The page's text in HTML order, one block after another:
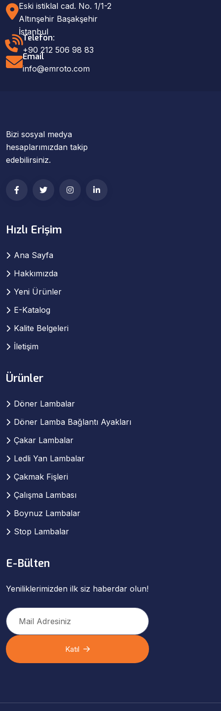
Eski istiklal cad. No. 1/1-2
Altınşehir Başakşehir
İstanbul
Telefon:
+90 212 506 98 83
Email
info@emroto.com
Bizi sosyal medya
hesaplarımızdan takip
edebilirsiniz.
Hızlı Erişim
Ana Sayfa
Hakkımızda
Yeni Ürünler
E-Katalog
Kalite Belgeleri
İletişim
Ürünler
Döner Lambalar
Döner Lamba Bağlantı Ayakları
Çakar Lambalar
Ledli Yan Lambalar
Çakmak Fişleri
Çalışma Lambası
Boynuz Lambalar
Stop Lambalar
E-Bülten
Yeniliklerimizden ilk siz haberdar olun!
Katıl